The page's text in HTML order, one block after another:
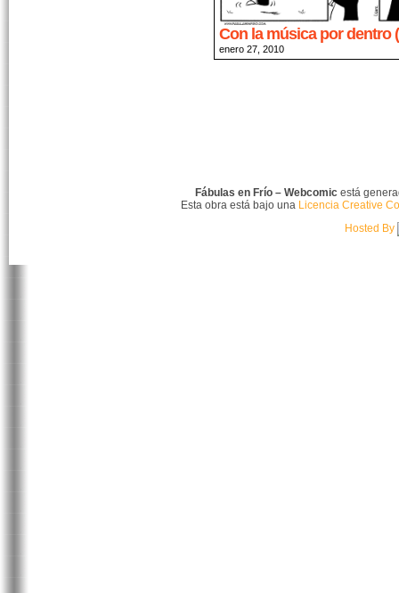
Con la música por dentro
enero 27, 2010
Fábulas en Frío – Webcomicestá
Esta obra está bajo una Licencia Creative
Hosted By